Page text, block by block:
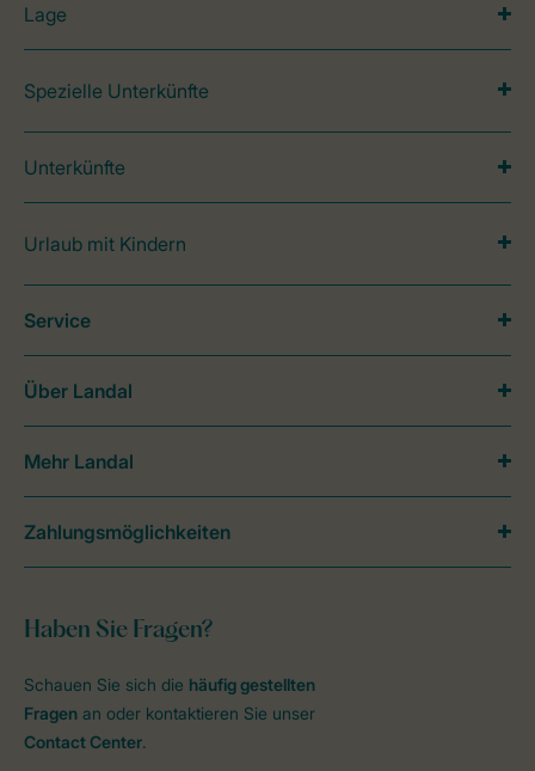
Lage
Spezielle Unterkünfte
Unterkünfte
Urlaub mit Kindern
Haben Sie Fragen?
Schauen Sie sich die häufig gestellten
Fragen an oder kontaktieren Sie unser
Contact Center.
Service
Über Landal
Mehr Landal
Zahlungsmöglichkeiten